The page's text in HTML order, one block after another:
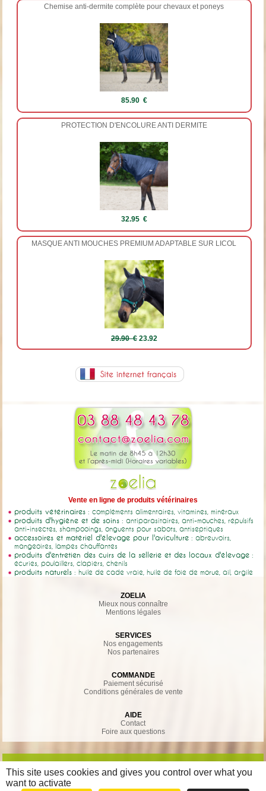
Chemise anti-dermite complète pour chevaux et poneys
85.90 €
PROTECTION D'ENCOLURE ANTI DERMITE
32.95 €
MASQUE ANTI MOUCHES PREMIUM ADAPTABLE SUR LICOL
29.90 €23.92
Vente en ligne de produits vétérinaires
produits vétérinaires : compléments alimentaires, vitamines, minéraux
produits d'hygiène et de soins : antiparasitaires, anti-mouches, répulsifs
anti-insectes, shampooings, onguents pour sabots, antiseptiques
accessoires et matériel d'élevage pour l'aviculture : abreuvoirs,
mangeoires, lampes chauffantes
produits d'entretien des cuirs de la sellerie et des locaux d'élevage :
écuries, poulaillers, clapiers, chenils
produits naturels : huile de cade vraie, huile de foie de morue, ail, argile
ZOELIA
Mieux nous connaître
Mentions légales
SERVICES
Nos engagements
Nos partenaires
COMMANDE
Paiement sécurisé
Conditions générales de vente
AIDE
Contact
Foire aux questions
This site uses cookies and gives you control over what you
want to activate